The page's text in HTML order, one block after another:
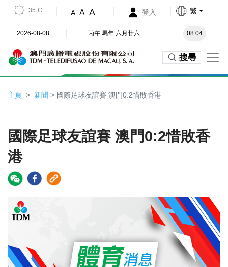
35˚C A A A 登入 繁
2026-08-08 丙午 馬年 六月廿六 08:04
搜尋
主頁 新聞 > 國際足球友誼賽 澳門0:2惜敗香港
國際足球友誼賽 澳門0:2惜敗香
港